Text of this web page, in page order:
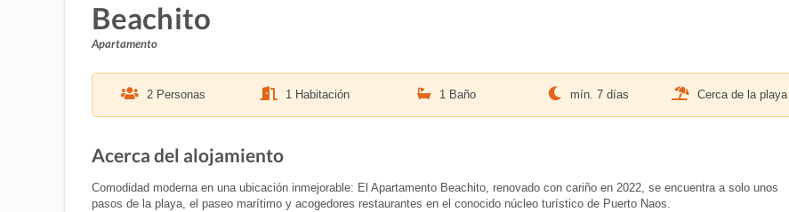
Beachito
Apartamento
2 Personas 1 Habitación 1 Baño mín. 7 días Cerca de la playa
Acerca del alojamiento
Comodidad moderna en una ubicación inmejorable: El Apartamento Beachito, renovado con cariño en 2022, se encuentra a solo unos
pasos de la playa, el paseo marítimo y acogedores restaurantes en el conocido núcleo turístico de Puerto Naos.